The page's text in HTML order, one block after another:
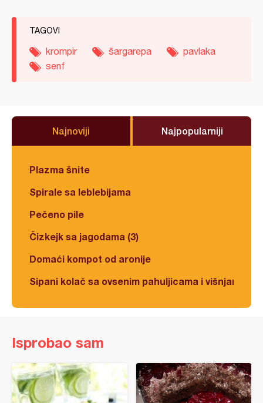
TAGOVI
krompir šargarepa
pavlaka
senf
Najnoviji Najpopularniji
Plazma šnite
Spirale sa leblebijama
Pečeno pile
Čizkejk sa jagodama (3)
Domaći kompot od aronije
Sipani kolač sa ovsenim pahuljicama i višnjama
Isprobao sam